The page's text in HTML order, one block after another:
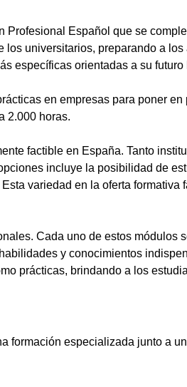
Profesional Español que se
los universitarios, preparando a los
específicas orientadas a su futuro
en empresas para poner en
2.000 horas.
factible en España. Tanto
incluye la posibilidad de
variedad en la oferta formativa
Cada uno de estos módulos
y conocimientos
prácticas, brindando a los
formación especializada junto a